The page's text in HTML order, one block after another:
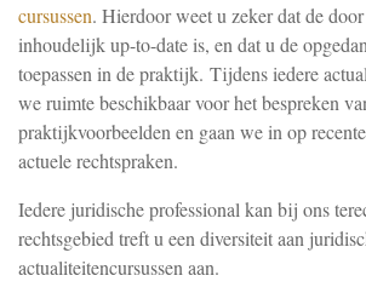
cursussen. Hierdoor weet u zeker dat de
inhoudelijk up-to-date is, en dat u de
toepassen in de praktijk. Tijdens iedere
we ruimte beschikbaar voor het bespreken
praktijkvoorbeelden en gaan we in op
actuele rechtspraken.
Iedere juridische professional kan bij ons
rechtsgebied treft u een diversiteit aan
actualiteitencursussen aan.